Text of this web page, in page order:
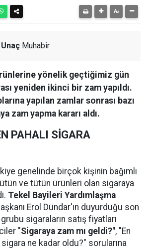
Muhabir
yönelik geçtiğimiz gün
yeniden ikinci bir zam yapıldı.
yapılan zamlar sonrası bazı
zam yapma kararı aldı.
PAHALI SİGARA
genelinde birçok kişinin bağımlı
ve tütün ürünleri olan sigaraya
Tekel Bayileri Yardımlaşma
Erol Dündar'ın duyurduğu son
sigaraların satış fiyatları
"Sigaraya zam mı geldi?", "En
ne kadar oldu?" sorularına